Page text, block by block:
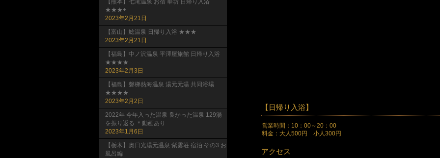
【日帰り入浴】
営業時間：10：00～20：00
料金：大人500円 小人300円
アクセス
【熊本】七滝温泉 お宿 華坊 日帰り入浴
★★★+
2023年2月21日
【富山】鯰温泉 日帰り入浴 ★★★
2023年2月21日
【福島】中ノ沢温泉 平澤屋旅館 日帰り入浴
★★★★
2023年2月3日
【福島】磐梯熱海温泉 湯元元湯 共同浴場
★★★★
2023年2月2日
2022年 今年入った温泉 良かった温泉 129湯
を振り返る ＊動画あり
2023年1月6日
【栃木】奥日光湯元温泉 紫雲荘 宿泊 その3 お
風呂編